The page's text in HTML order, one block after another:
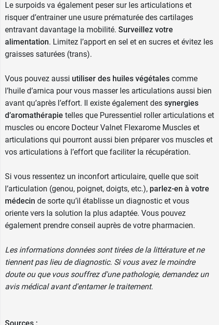
Le surpoids va également peser sur les articulations et
risquer d’entrainer une usure prématurée des cartilages
entravant davantage la mobilité. Surveillez votre
alimentation. Limitez l’apport en sel et en sucres et évitez les
graisses saturées (trans).
Vous pouvez aussi utiliser des huiles végétales comme
l’huile d’arnica pour vous masser les articulations aussi bien
avant qu’après l’effort. Il existe également des synergies
d’aromathérapie telles que Puressentiel roller articulations et
muscles ou encore Docteur Valnet Flexarome Muscles et
articulations qui pourront aussi bien préparer vos muscles et
vos articulations à l’effort que faciliter la récupération.
Si vous ressentez un inconfort articulaire, quelle que soit
l’articulation (genou, poignet, doigts, etc.), parlez-en à votre
médecin de sorte qu’il établisse un diagnostic et vous
oriente vers la solution la plus adaptée. Vous pouvez
également prendre conseil auprès de votre pharmacien.
Les informations données sont tirées de la littérature et ne
tiennent pas lieu de diagnostic. Si vous avez le moindre
doute ou que vous souffrez d'une pathologie, demandez un
avis médical avant d'entamer le traitement.